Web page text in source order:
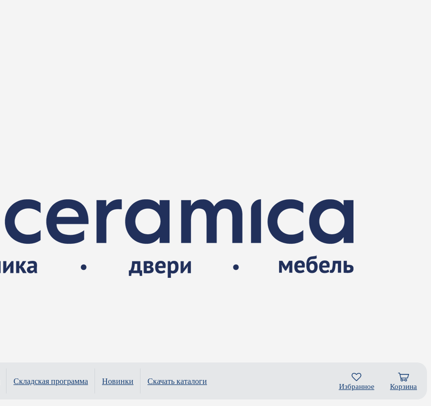
Складская программа Новинки Скачать каталоги
Избранное Корзина